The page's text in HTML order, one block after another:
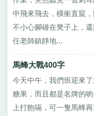
中飛來飛去，橫衝直竄
不小心腳碰在凳子上，
任老師鎮靜地...
馬蜂大戰400字
今天中午，我們班迎來
糖果，而且都是名牌的
上打飽嗝，可一隻馬蜂